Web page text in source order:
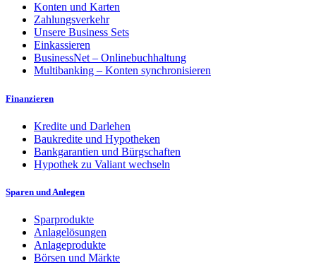
Konten und Karten
Zahlungsverkehr
Unsere Business Sets
Einkassieren
BusinessNet – Onlinebuchhaltung
Multibanking – Konten synchronisieren
Finanzieren
Kredite und Darlehen
Baukredite und Hypotheken
Bankgarantien und Bürgschaften
Hypothek zu Valiant wechseln
Sparen und Anlegen
Sparprodukte
Anlagelösungen
Anlageprodukte
Börsen und Märkte